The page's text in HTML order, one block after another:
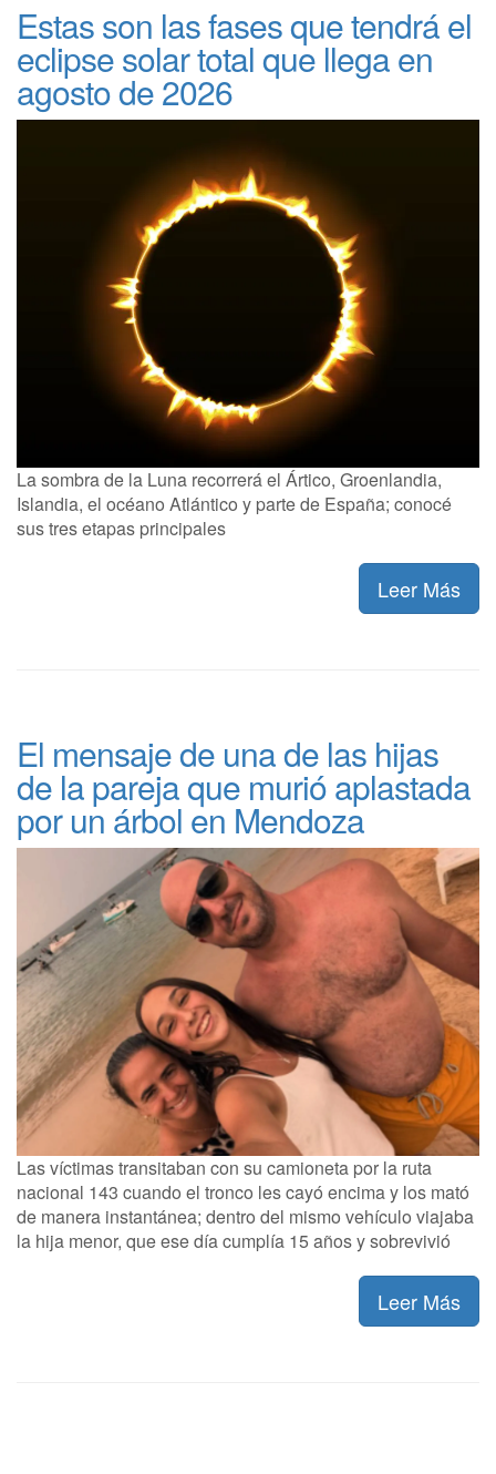
Estas son las fases que tendrá el
eclipse solar total que llega en
agosto de 2026
La sombra de la Luna recorrerá el Ártico, Groenlandia,
Islandia, el océano Atlántico y parte de España; conocé
sus tres etapas principales
Leer Más
El mensaje de una de las hijas
de la pareja que murió aplastada
por un árbol en Mendoza
Las víctimas transitaban con su camioneta por la ruta
nacional 143 cuando el tronco les cayó encima y los mató
de manera instantánea; dentro del mismo vehículo viajaba
la hija menor, que ese día cumplía 15 años y sobrevivió
Leer Más